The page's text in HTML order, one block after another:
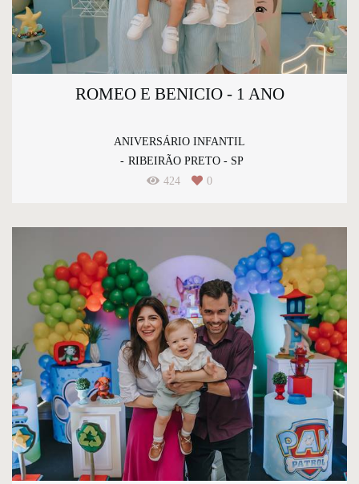
ROMEO E BENICIO - 1 ANO
ANIVERSÁRIO INFANTIL
RIBEIRÃO PRETO - SP
424
0